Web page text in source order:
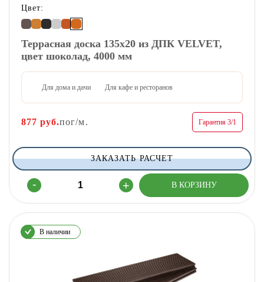
Цвет:
Террасная доска 135х20 из ДПК VELVET,
цвет шоколад, 4000 мм
Для дома и дачи Для кафе и ресторанов
877 руб.пог/м. Гарантия 3/1
ЗАКАЗАТЬ РАСЧЕТ
В наличии